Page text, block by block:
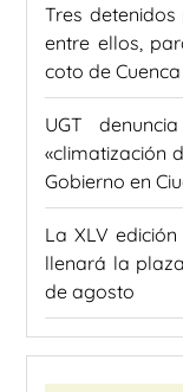
Tres
entre ellos,
coto de Cuenca
UGT
«climatización
Gobierno en
La XLV
llenará la
de agosto